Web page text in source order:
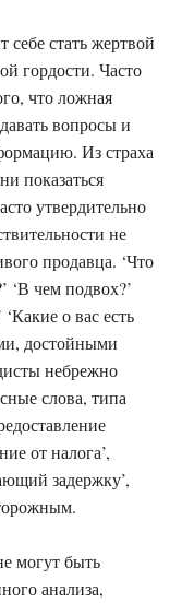
стать жертвой
гордости. Часто
что ложная
вопросы и
Из страха
показаться
утвердительно
не
продавца. ‘Что
‘В чем подвох?’
о вас есть
достойными
небрежно
слова, типа
от налога’,
задержку’,
могут быть
анализа,